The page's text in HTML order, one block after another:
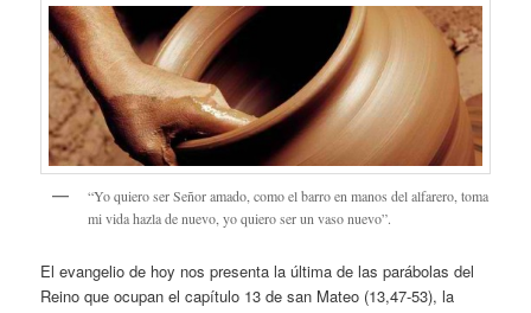
“Yo quiero ser Señor amado, como el barro en manos del alfarero, toma
mi vida hazla de nuevo, yo quiero ser un vaso nuevo”.
El evangelio de hoy nos presenta la última de las parábolas del
Reino que ocupan el capítulo 13 de san Mateo (13,47-53), la